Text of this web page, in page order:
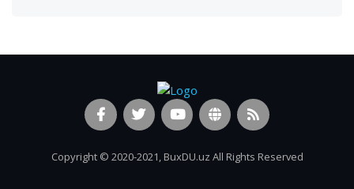
Copyright © 2020-2021, BuxDU.uz All Rights Reserved